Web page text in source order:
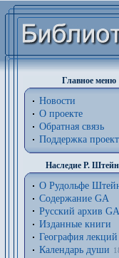
Главное меню
Новости
О проекте
Обратная связь
Поддержка
Наследие Р.
О Рудольфе
Содержание GA
Русский архив GA
Изданные книги
География лекций
Календарь души